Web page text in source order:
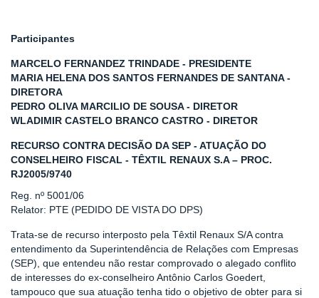
Participantes
MARCELO FERNANDEZ TRINDADE - PRESIDENTE
MARIA HELENA DOS SANTOS FERNANDES DE SANTANA -
DIRETORA
PEDRO OLIVA MARCILIO DE SOUSA - DIRETOR
WLADIMIR CASTELO BRANCO CASTRO - DIRETOR
RECURSO CONTRA DECISÃO DA SEP - ATUAÇÃO DO
CONSELHEIRO FISCAL - TÊXTIL RENAUX S.A – PROC.
RJ2005/9740
Reg. nº 5001/06
Relator: PTE (PEDIDO DE VISTA DO DPS)
Trata-se de recurso interposto pela Têxtil Renaux S/A contra
entendimento da Superintendência de Relações com Empresas
(SEP), que entendeu não restar comprovado o alegado conflito
de interesses do ex-conselheiro Antônio Carlos Goedert,
tampouco que sua atuação tenha tido o objetivo de obter para si